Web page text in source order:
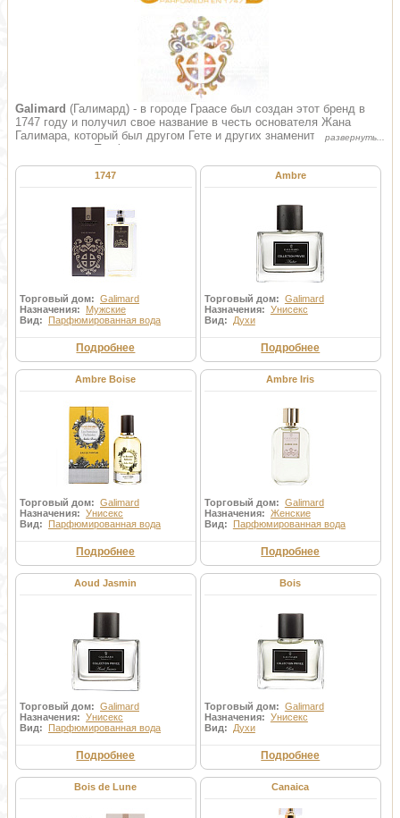
Galimard (Галимард) - в городе Граасе был создан этот бренд в
1747 году и получил свое название в честь основателя Жана
Галимара, который был другом Гете и других знаменитых людей
того времени. Парфюмер знал, какие именно ароматы
предпочитают знатные люди, и в своих парфюмах воплощал их
предпочтения. В настоящее время торговый дом продолжает
1747
Торговый дом: Galimard
Назначения: Мужские
Вид: Парфюмированная вода
Подробнее
Ambre
Торговый дом: Galimard
Назначения: Унисекс
Вид: Духи
Подробнее
Ambre Boise
Торговый дом: Galimard
Назначения: Унисекс
Вид: Парфюмированная вода
Подробнее
Ambre Iris
Торговый дом: Galimard
Назначения: Женские
Вид: Парфюмированная вода
Подробнее
Aoud Jasmin
Торговый дом: Galimard
Назначения: Унисекс
Вид: Парфюмированная вода
Подробнее
Bois
Торговый дом: Galimard
Назначения: Унисекс
Вид: Духи
Подробнее
Bois de Lune Canaica